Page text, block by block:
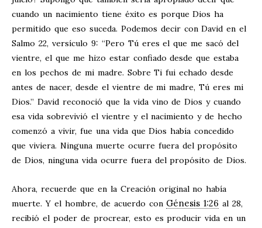
cuando un nacimiento tiene éxito es porque Dios ha
permitido que eso suceda. Podemos decir con David en el
Salmo 22, versículo 9: “Pero Tú eres el que me sacó del
vientre, el que me hizo estar confiado desde que estaba
en los pechos de mi madre. Sobre Ti fui echado desde
antes de nacer, desde el vientre de mi madre, Tú eres mi
Dios.” David reconoció que la vida vino de Dios y cuando
esa vida sobrevivió el vientre y el nacimiento y de hecho
comenzó a vivir, fue una vida que Dios había concedido
que viviera. Ninguna muerte ocurre fuera del propósito
de Dios, ninguna vida ocurre fuera del propósito de Dios.
Ahora, recuerde que en la Creación original no había
muerte. Y el hombre, de acuerdo con Génesis 1:26 al 28,
recibió el poder de procrear, esto es producir vida en un